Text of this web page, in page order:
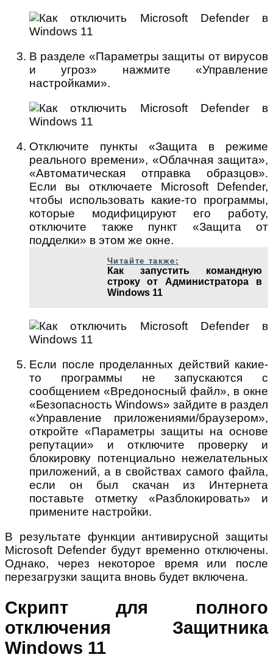
В разделе «Параметры защиты от вирусов
и угроз» нажмите «Управление
настройками».
Отключите пункты «Защита в режиме
реального времени», «Облачная защита»,
«Автоматическая отправка образцов».
Если вы отключаете Microsoft Defender,
чтобы использовать какие-то программы,
которые модифицируют его работу,
отключите также пункт «Защита от
подделки» в этом же окне.
Читайте также:
Как запустить командную
строку от Администратора в
Windows 11
Если после проделанных действий какие-
то программы не запускаются с
сообщением «Вредоносный файл», в окне
«Безопасность Windows» зайдите в раздел
«Управление приложениями/браузером»,
откройте «Параметры защиты на основе
репутации» и отключите проверку и
блокировку потенциально нежелательных
приложений, а в свойствах самого файла,
если он был скачан из Интернета
поставьте отметку «Разблокировать» и
примените настройки.
В результате функции антивирусной защиты
Microsoft Defender будут временно отключены.
Однако, через некоторое время или после
перезагрузки защита вновь будет включена.
Скрипт для полного
отключения Защитника
Windows 11